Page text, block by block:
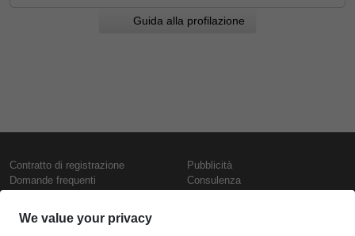
Guida alla profilazione
Contratto di registrazione
Domande frequenti
Presentazione
Contattaci
Pubblicità
Consulenza